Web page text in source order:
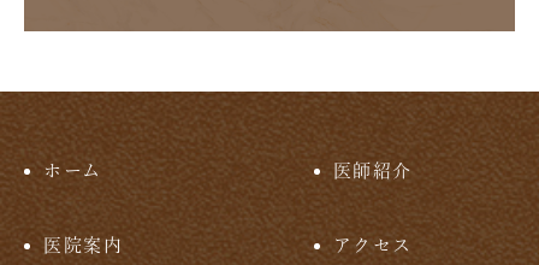
ホーム 医師紹介
医院案内 アクセス